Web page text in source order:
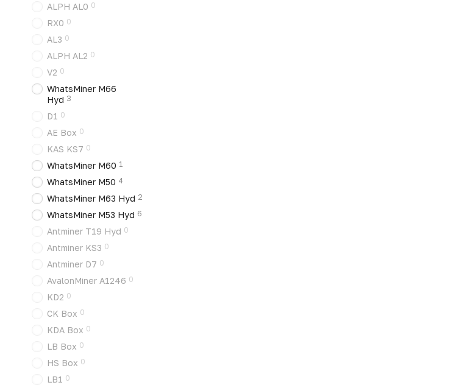
ALPH AL0 0
RX0 0
AL3 0
ALPH AL2 0
V2 0
WhatsMiner M66
Hyd 3
D1 0
AE Box 0
KAS KS7 0
WhatsMiner M60 1
WhatsMiner M50 4
WhatsMiner M63 Hyd 2
WhatsMiner M53 Hyd 6
Antminer T19 Hyd 0
Antminer KS3 0
Antminer D7 0
AvalonMiner A1246 0
KD2 0
CK Box 0
KDA Box 0
LB Box 0
HS Box 0
LB1 0